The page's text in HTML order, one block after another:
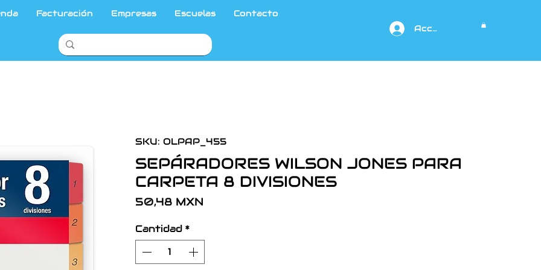
Facturación Empresas Escuelas
Contacto
Acceso
SKU: OLPAP_455
SEPÁRADORES WILSON JONES PARA
CARPETA 8 DIVISIONES
50,48 MXN
Cantidad *